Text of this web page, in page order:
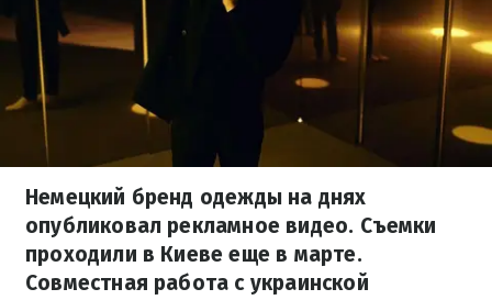
Немецкий бренд одежды на днях
опубликовал рекламное видео. Съемки
проходили в Киеве еще в марте.
Совместная работа с украинской